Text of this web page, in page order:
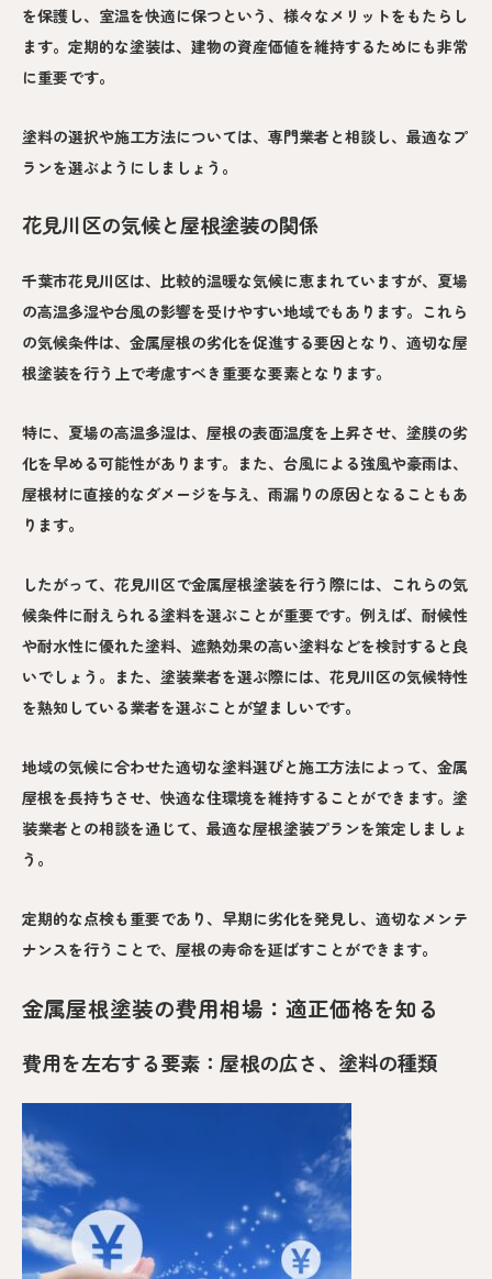
を保護し、室温を快適に保つという、様々なメリットをもたらし
ます。定期的な塗装は、建物の資産価値を維持するためにも非常
に重要です。
塗料の選択や施工方法については、専門業者と相談し、最適なプ
ランを選ぶようにしましょう。
花見川区の気候と屋根塗装の関係
千葉市花見川区は、比較的温暖な気候に恵まれていますが、夏場
の高温多湿や台風の影響を受けやすい地域でもあります。これら
の気候条件は、金属屋根の劣化を促進する要因となり、適切な屋
根塗装を行う上で考慮すべき重要な要素となります。
特に、夏場の高温多湿は、屋根の表面温度を上昇させ、塗膜の劣
化を早める可能性があります。また、台風による強風や豪雨は、
屋根材に直接的なダメージを与え、雨漏りの原因となることもあ
ります。
したがって、花見川区で金属屋根塗装を行う際には、これらの気
候条件に耐えられる塗料を選ぶことが重要です。例えば、耐候性
や耐水性に優れた塗料、遮熱効果の高い塗料などを検討すると良
いでしょう。また、塗装業者を選ぶ際には、花見川区の気候特性
を熟知している業者を選ぶことが望ましいです。
地域の気候に合わせた適切な塗料選びと施工方法によって、金属
屋根を長持ちさせ、快適な住環境を維持することができます。塗
装業者との相談を通じて、最適な屋根塗装プランを策定しましょ
う。
定期的な点検も重要であり、早期に劣化を発見し、適切なメンテ
ナンスを行うことで、屋根の寿命を延ばすことができます。
金属屋根塗装の費用相場：適正価格を知る
費用を左右する要素：屋根の広さ、塗料の種類